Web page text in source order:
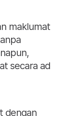
maklumat
secara ad
dengan